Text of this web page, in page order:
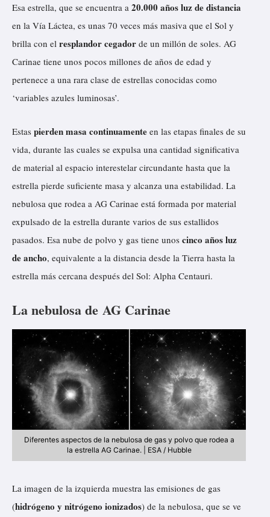
Esa estrella, que se encuentra a 20.000 años luz de distancia
en la Vía Láctea, es unas 70 veces más masiva que el Sol y
brilla con el resplandor cegador de un millón de soles. AG
Carinae tiene unos pocos millones de años de edad y
pertenece a una rara clase de estrellas conocidas como
‘variables azules luminosas’.
Estas pierden masa continuamente en las etapas finales de su
vida, durante las cuales se expulsa una cantidad significativa
de material al espacio interestelar circundante hasta que la
estrella pierde suficiente masa y alcanza una estabilidad. La
nebulosa que rodea a AG Carinae está formada por material
expulsado de la estrella durante varios de sus estallidos
pasados. Esa nube de polvo y gas tiene unos cinco años luz
de ancho, equivalente a la distancia desde la Tierra hasta la
estrella más cercana después del Sol: Alpha Centauri.
La nebulosa de AG Carinae
Diferentes aspectos de la nebulosa de gas y polvo que rodea a
la estrella AG Carinae. | ESA / Hubble
La imagen de la izquierda muestra las emisiones de gas
(hidrógeno y nitrógeno ionizados) de la nebulosa, que se ve